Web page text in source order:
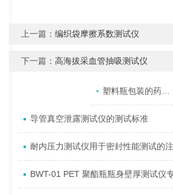
上一篇：编织袋摩擦系数测试仪
下一篇：高海拔采血管抽吸测试仪
相关文章 塑料瓶包装的药品氧化变质或变色的原因是什么
导管真空泄露测试仪的测试标准
耐内压力测试仪用于密封性能测试的
BWT-01 PET 聚酯瓶瓶身壁厚测试仪